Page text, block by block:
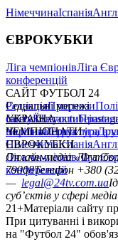
НімеччинаІспанія
ЄВРОКУБКИ
Ліга чемпіонівЛіга
конференцій
САЙТ ФУТБОЛ 24
РедакціяПрогнози
сайтуКонтакти
політикаСтруктура
Соціальні мережі
facebookxyoutube
УКРАЇНА
УкраїнаПерша ліга
ЧЕМПІОНАТИ
НімеччинаІспанія
ЄВРОКУБКИ
Ліга чемпіонівЛіга
конференцій
Онлайн-медіа
79008Телефон +380
— legal@24tv.com.ua
суб’єктів у сфері
21+Матеріали сайту
При цитуванні і
на "Футбол 24"